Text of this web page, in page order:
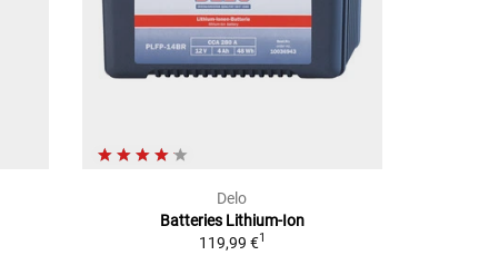
Delo
Batteries Lithium-Ion
119,99 €1